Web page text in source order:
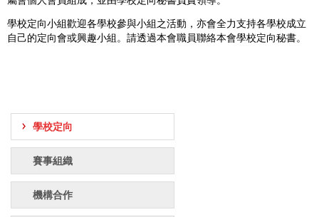
學校定向
賽事組織
機構合作
學校定向小組歡迎各學校參與小組之活動， 亦會全力支持各學校成立
自己的定向會或興趣小組。請透過本會職員聯絡本會學校定向秘書。